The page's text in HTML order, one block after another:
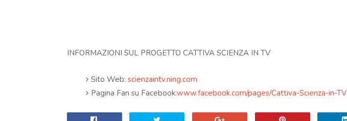
INFORMAZIONI SUL PROGETTO CATTIVA SCIENZA IN TV
Sito Web: scienzaintv.ning.com
Pagina Fan su Facebook:www.facebook.com/pages/Cattiva-Scienza-in-TV